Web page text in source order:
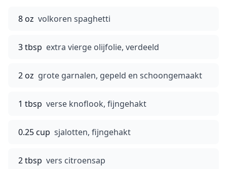
8 oz volkoren spaghetti
3 tbsp extra vierge olijfolie, verdeeld
2 oz grote garnalen, gepeld en schoongemaakt
1 tbsp verse knoflook, fijngehakt
0.25 cup sjalotten, fijngehakt
2 tbsp vers citroensap